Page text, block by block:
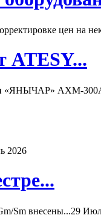
цен на
ATESY...
«ЯНЫЧАР» АХМ-
2026
Sm внесены...29